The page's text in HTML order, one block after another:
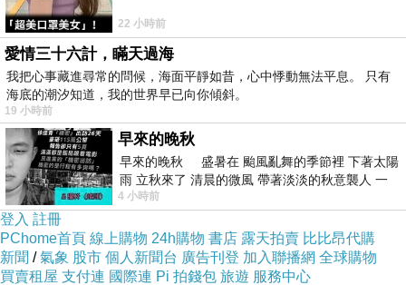
#八字命理 #算命五行派 #八字速成班
👇訊息不漏接👇
林子玄愛命學        林子玄個人
官方LINE              LINE
22 小時前
愛情三十六計，瞞天過海
我把心事藏進尋常的問候，海面平靜如昔，心中悸動無法平息。 只有
海底的潮汐知道，我的世界早已向你傾斜。
19 小時前
早來的晚秋
早來的晚秋 盛暑在 颱風亂舞的季節裡 下著太陽
雨 立秋來了 清晨的微風 帶著淡淡的秋意襲人 一
下子 又被赤
4 小時前
登入 註冊
PChome首頁 線上購物 24h購物 書店 露天拍賣 比比昂代購
新聞 /氣象 股市 個人新聞台 廣告刊登 加入聯播網 全球購物
買賣租屋 支付連 國際連 Pi 拍錢包 旅遊 服務中心